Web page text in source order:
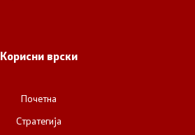
Корисни врски
Почетна
Стратегија